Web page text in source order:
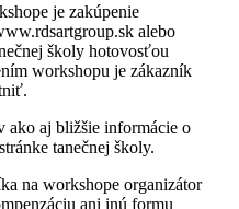
je zakúpenie
alebo
školy hotovosťou
workshopu je zákazník
ako aj bližšie informácie o
tanečnej školy.
na workshope organizátor
ani inú formu